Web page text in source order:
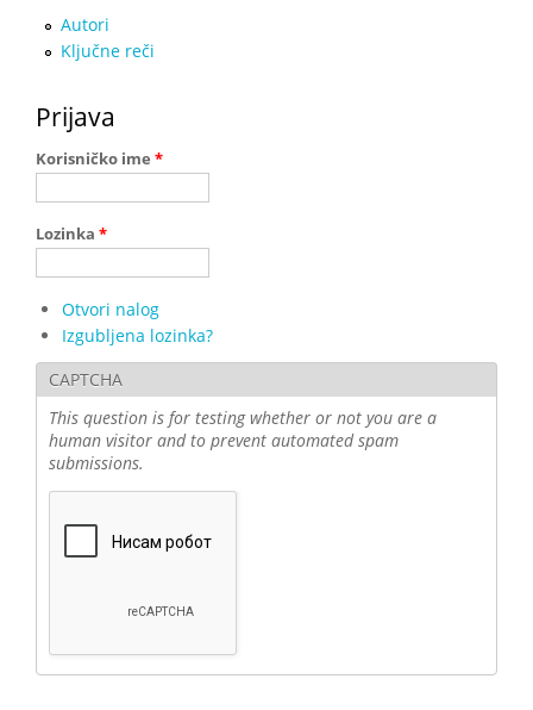
Autori
Ključne reči
Prijava
Korisničko ime *
Lozinka *
Otvori nalog
Izgubljena lozinka?
CAPTCHA
This question is for testing whether or not you are a
human visitor and to prevent automated spam
submissions.